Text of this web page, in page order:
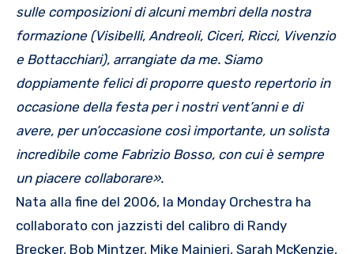
sulle composizioni di alcuni membridella nostra
formazione (Visibelli, Andreoli, Ciceri, Ricci, Vivenzio
e Bottacchiari), arrangiate da me. Siamo
doppiamente felici di proporre questo repertorio in
occasione della festa per i nostri vent’anni e di
avere, per un’occasione cosìimportante, un solista
incredibile come Fabrizio Bosso, con cuiè sempre
un piacere collaborare».
Nata alla fine del 2006, la Monday Orchestra ha
collaborato con jazzisti del calibro di Randy
Brecker, Bob Mintzer, Mike Mainieri, Sarah McKenzie,